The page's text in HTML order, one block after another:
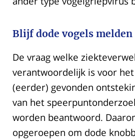
Blijf dode vogels melden
De vraag welke
verantwoordelijk is voor
(eerder) gevonden
van het
worden beantwoord.
opgeroepen om dode